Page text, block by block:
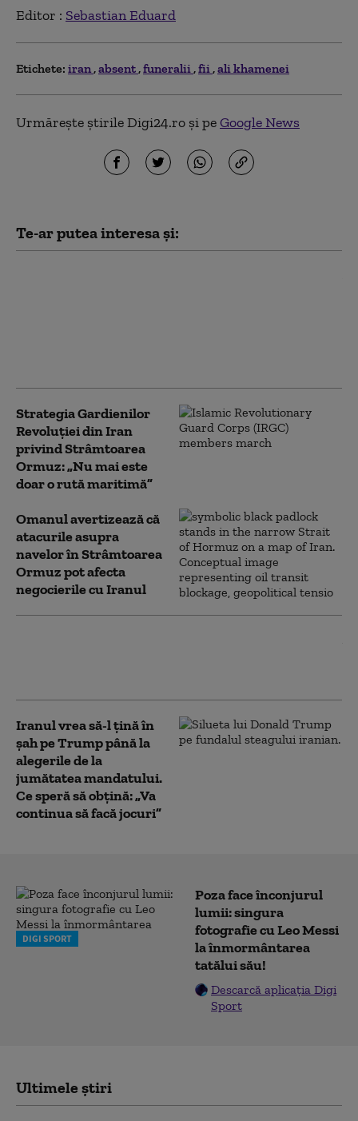
Editor : Sebastian Eduard
Etichete: iran absent funeralii fii ali khamenei
Urmărește știrile Digi24.ro și peGoogle News
Te-ar putea interesa și:
Strategia Gardienilor
Revoluției din Iran
privind Strâmtoarea
Ormuz: „Nu mai este
doar o rută maritimă”
Omanul avertizează că
atacurile asupra
navelor în Strâmtoarea
Ormuz pot afecta
negocierile cu Iranul
Iranul vrea să-l țină în
șah pe Trump până la
alegerile de la
jumătatea mandatului.
Ce speră să obțină: „Va
continua să facă jocuri”
DIGI SPORT
Poza face înconjurul
lumii: singura
fotografie cu Leo Messi
la înmormântarea
tatălui său!
Descarcă aplicația Digi
Sport
Ultimele știri